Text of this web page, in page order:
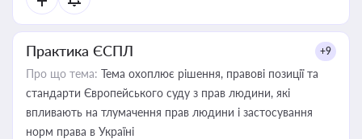
Практика ЄСПЛ +9
Про що тема: Тема охоплює рішення, правові позиції та
стандарти Європейського суду з прав людини, які
впливають на тлумачення прав людини і застосування
норм права в Україні